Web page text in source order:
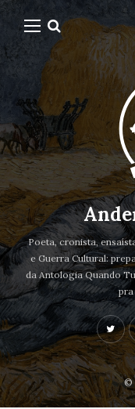
Poeta, cronista,
e Guerra Cultural:
da Antologia Quando
pra
©